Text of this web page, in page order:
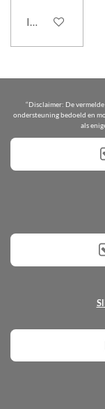
In winkelwagen
“Disclaimer: De
ondersteuning bedoeld en
als